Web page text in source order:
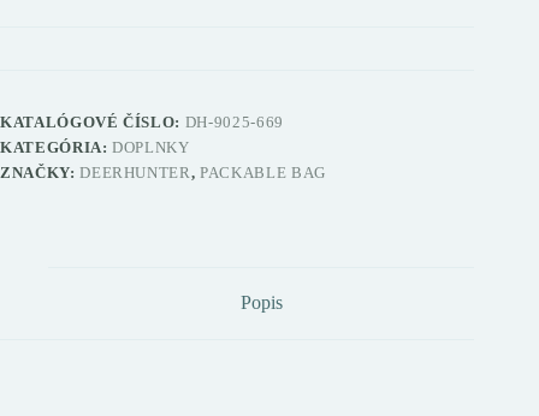
KATALÓGOVÉ ČÍSLO: DH-9025-669
KATEGÓRIA:DOPLNKY
ZNAČKY:DEERHUNTER ,PACKABLE BAG
Popis